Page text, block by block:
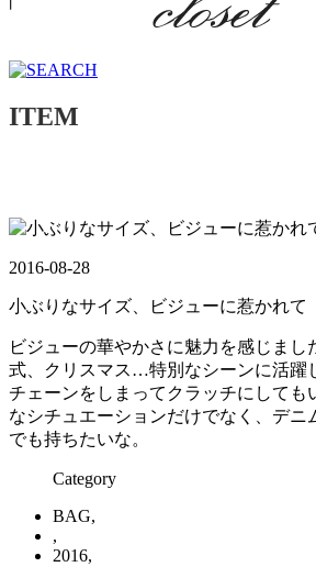
ITEM
2016-08-28
小ぶりなサイズ、ビジューに惹かれて
ビジューの華やかさに魅力を感じまし
式、クリスマス…特別なシーンに活躍
チェーンをしまってクラッチにしても
なシチュエーションだけでなく、デニ
でも持ちたいな。
Category
BAG,
,
2016,